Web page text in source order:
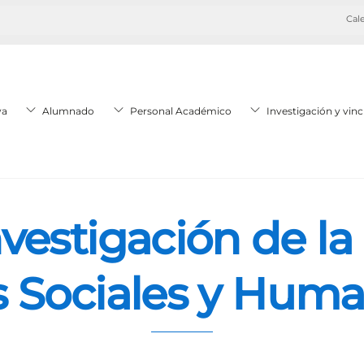
Alumnado Personal Académico Investigación y
de
Sociales y